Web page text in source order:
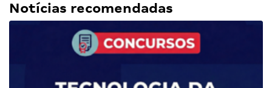
Notícias recomendadas